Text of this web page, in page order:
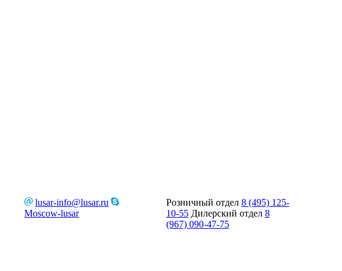
lusar-info@lusar.ru
Moscow-lusar
Розничный отдел 8 (495) 125-
10-55 Дилерский отдел 8
(967) 090-47-75